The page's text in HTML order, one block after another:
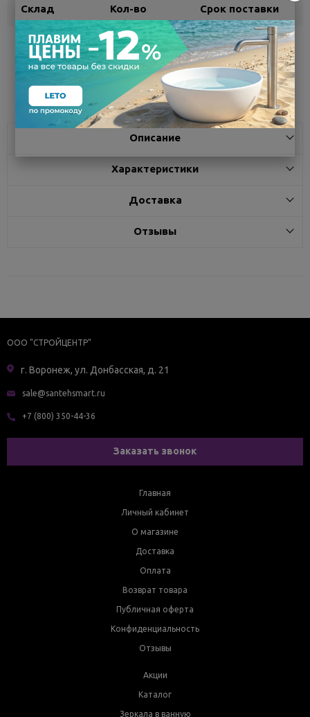
Склад Кол-во Срок поставки
Белгород под заказ 7 - 14 дней
Поделиться
Описание
Характеристики
Доставка
Отзывы
ООО "СТРОЙЦЕНТР"
г. Воронеж, ул. Донбасская, д. 21
sale@santehsmart.ru
+7 (800) 350-44-36
Заказать звонок
Главная
Личный кабинет
О магазине
Доставка
Оплата
Возврат товара
Публичная оферта
Конфиденциальность
Отзывы
Акции
Каталог
Зеркала в ванную